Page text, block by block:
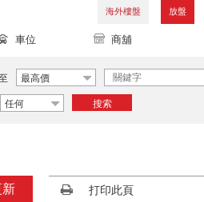
海外樓盤 放盤
車位 商舖
最高價
任何 搜索
打印此頁